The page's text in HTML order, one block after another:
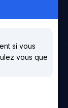
si vous
vous que